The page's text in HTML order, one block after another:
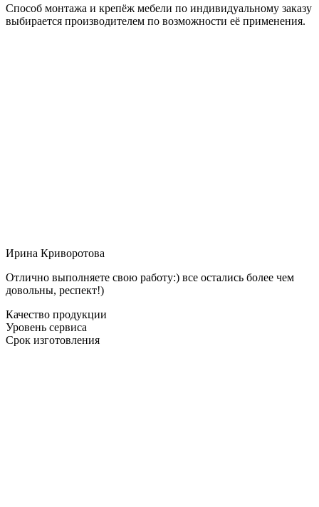
Способ монтажа и крепёж мебели по индивидуальному заказу
выбирается производителем по возможности её применения.
Ирина Криворотова
Отлично выполняете свою работу:) все остались более чем
довольны, респект!)
Качество продукции
Уровень сервиса
Срок изготовления